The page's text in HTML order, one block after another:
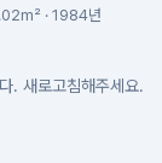
· 1984년
. 새로고침해주세요.